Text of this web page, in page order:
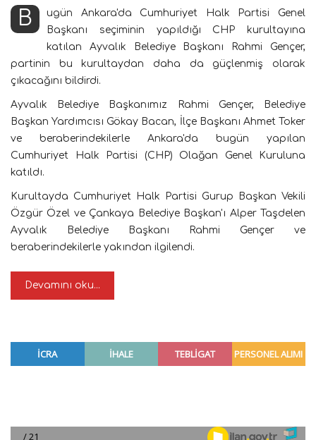
Bugün Ankara'da Cumhuriyet Halk Partisi Genel
Başkanı seçiminin yapıldığı CHP kurultayına
katılan Ayvalık Belediye Başkanı Rahmi Gençer,
partinin bu kurultaydan daha da güçlenmiş olarak
çıkacağını bildirdi.
Ayvalık Belediye Başkanımız Rahmi Gençer, Belediye
Başkan Yardımcısı Gökay Bacan, İlçe Başkanı Ahmet Toker
ve beraberindekilerle Ankara'da bugün yapılan
Cumhuriyet Halk Partisi (CHP) Olağan Genel Kuruluna
katıldı.
Kurultayda Cumhuriyet Halk Partisi Gurup Başkan Vekili
Özgür Özel ve Çankaya Belediye Başkan'ı Alper Taşdelen
Ayvalık Belediye Başkanı Rahmi Gençer ve
beraberindekilerle yakından ilgilendi.
Devamını oku...